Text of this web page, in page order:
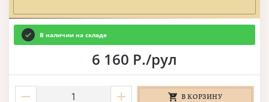
В наличии на складе
6 160 Р./рул
В КОРЗИНУ